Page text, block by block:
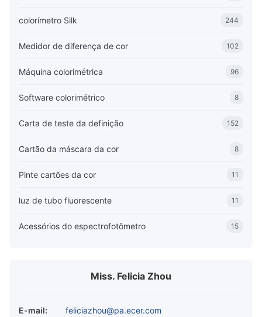
colorímetro Silk 244
Medidor de diferença de cor 102
Máquina colorimétrica 96
Software colorimétrico 8
Carta de teste da definição 152
Cartão da máscara da cor 8
Pinte cartões da cor 11
luz de tubo fluorescente 11
Acessórios do espectrofotômetro 15
Miss. Felicia Zhou
E-mail:
feliciazhou@pa.ecer.com